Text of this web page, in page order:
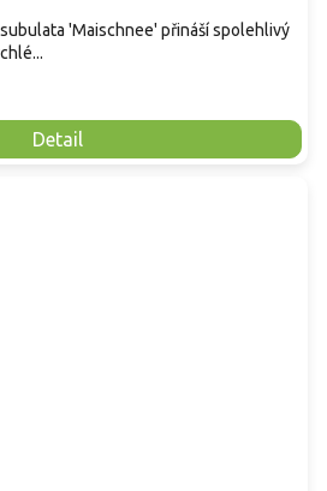
Detail
'Maischnee' přináší spolehlivý